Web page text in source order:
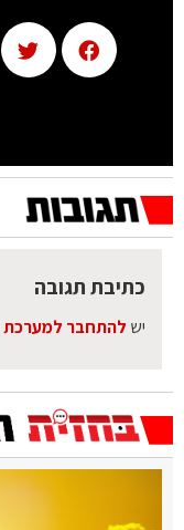
כתיבת תגובה
יש להתחבר למערכת